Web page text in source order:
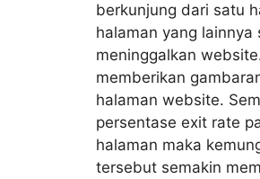
berkunjung dari satu
halaman yang lainnya
meninggalkan
memberikan
halaman website.
persentase exit rate
halaman maka
tersebut semakin